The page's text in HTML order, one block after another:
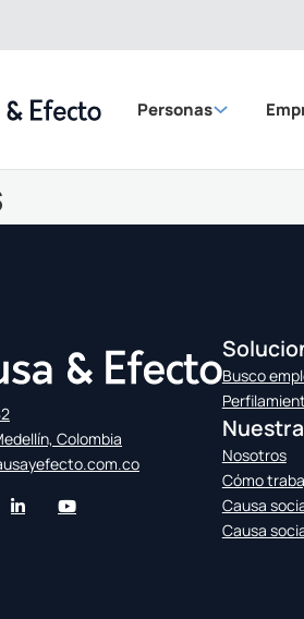
Personas
Colombia
Busco
Nosotros
Cómo
Causa
Causa